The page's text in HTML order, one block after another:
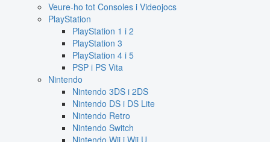
Veure-ho tot Consoles i Videojocs
PlayStation
PlayStation 1 i 2
PlayStation 3
PlayStation 4 i 5
PSP i PS Vita
Nintendo
Nintendo 3DS i 2DS
Nintendo DS i DS Lite
Nintendo Retro
Nintendo Switch